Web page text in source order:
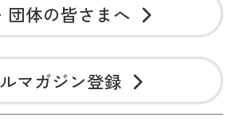
団体の皆さまへ
マガジン登録